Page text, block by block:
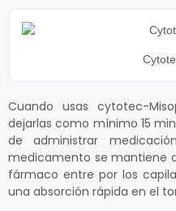
Cuando usas cytotec-
dejarlas como mínimo 15
de administrar
medicamento se mantiene
fármaco entre por los
una absorción rápida en el